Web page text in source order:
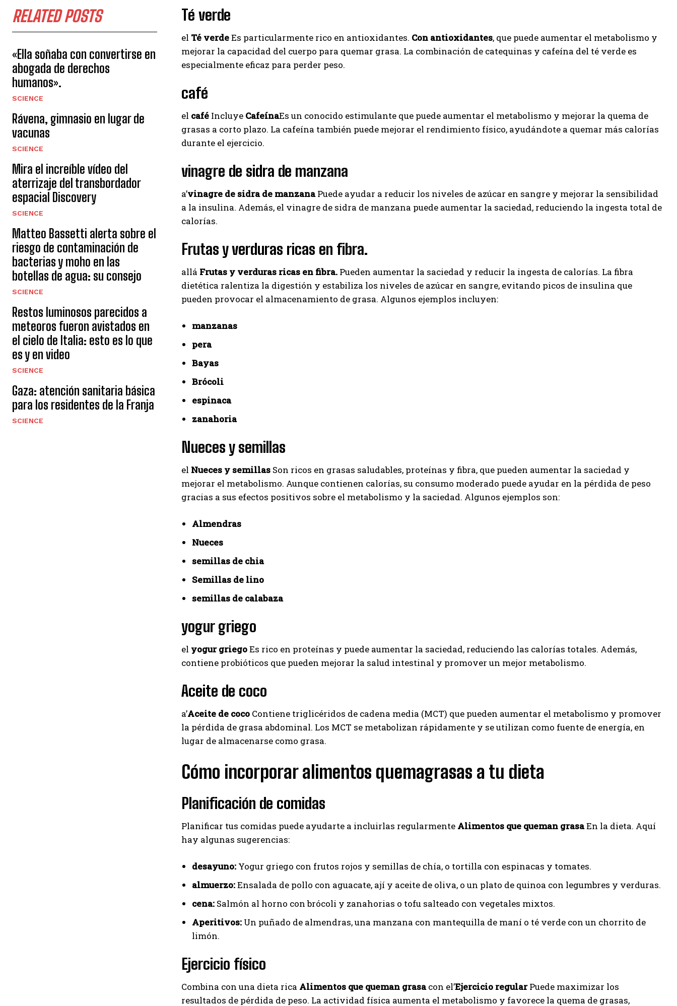
I've read and accept thePrivacy Policy.
RELATED POSTS
«Ella soñaba con convertirse en
abogada de derechos
humanos».
SCIENCE
Rávena, gimnasio en lugar de
vacunas
SCIENCE
Mira el increíble vídeo del
aterrizaje del transbordador
espacial Discovery
SCIENCE
Matteo Bassetti alerta sobre el
riesgo de contaminación de
bacterias y moho en las
botellas de agua: su consejo
SCIENCE
Restos luminosos parecidos a
meteoros fueron avistados en
el cielo de Italia: esto es lo que
es y en video
SCIENCE
Gaza: atención sanitaria básica
para los residentes de la Franja
SCIENCE
Té verde
el Té verdeEs particularmente rico en antioxidantes. Con antioxidantes, que puede aumentar el metabolismo y
mejorar la capacidad del cuerpo para quemar grasa. La combinación de catequinas y cafeína del té verde es
especialmente eficaz para perder peso.
café
el café Incluye CafeínaEs un conocido estimulante que puede aumentar el metabolismo y mejorar la quema de
grasas a corto plazo. La cafeína también puede mejorar el rendimiento físico, ayudándote a quemar más calorías
durante el ejercicio.
vinagre de sidra de manzana
a’vinagre de sidra de manzanaPuede ayudar a reducir los niveles de azúcar en sangre y mejorar la sensibilidad
a la insulina. Además, el vinagre de sidra de manzana puede aumentar la saciedad, reduciendo la ingesta total de
calorías.
Frutas y verduras ricas en fibra.
allá Frutas y verduras ricas en fibra. Pueden aumentar la saciedad y reducir la ingesta de calorías. La fibra
dietética ralentiza la digestión y estabiliza los niveles de azúcar en sangre, evitando picos de insulina que
pueden provocar el almacenamiento de grasa. Algunos ejemplos incluyen:
manzanas
pera
Bayas
Brócoli
espinaca
zanahoria
Nueces y semillas
el Nueces y semillas Son ricos en grasas saludables, proteínas y fibra, que pueden aumentar la saciedad y
mejorar el metabolismo. Aunque contienen calorías, su consumo moderado puede ayudar en la pérdida de peso
gracias a sus efectos positivos sobre el metabolismo y la saciedad. Algunos ejemplos son:
Almendras
Nueces
semillas de chia
Semillas de lino
semillas de calabaza
yogur griego
el yogur griegoEs rico en proteínas y puede aumentar la saciedad, reduciendo las calorías totales. Además,
contiene probióticos que pueden mejorar la salud intestinal y promover un mejor metabolismo.
Aceite de coco
a’Aceite de coco Contiene triglicéridos de cadena media (MCT) que pueden aumentar el metabolismo y promover
la pérdida de grasa abdominal. Los MCT se metabolizan rápidamente y se utilizan como fuente de energía, en
lugar de almacenarse como grasa.
Cómo incorporar alimentos quemagrasas a tu dieta
Planificación de comidas
Planificar tus comidas puede ayudarte a incluirlas regularmente Alimentos que queman grasaEn la dieta. Aquí
hay algunas sugerencias:
desayuno: Yogur griego con frutos rojos y semillas de chía, o tortilla con espinacas y tomates.
almuerzo:Ensalada de pollo con aguacate, ají y aceite de oliva, o un plato de quinoa con legumbres y verduras.
cena: Salmón al horno con brócoli y zanahorias o tofu salteado con vegetales mixtos.
Aperitivos: Un puñado de almendras, una manzana con mantequilla de maní o té verde con un chorrito de
limón.
Ejercicio físico
Combina con una dieta rica Alimentos que queman grasacon el’Ejercicio regularPuede maximizar los
resultados de pérdida de peso. La actividad física aumenta el metabolismo y favorece la quema de grasas,